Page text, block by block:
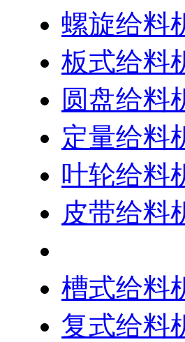
螺旋给料
板式给料
圆盘给料
定量给料
叶轮给料
皮带给料
槽式给料
复式给料